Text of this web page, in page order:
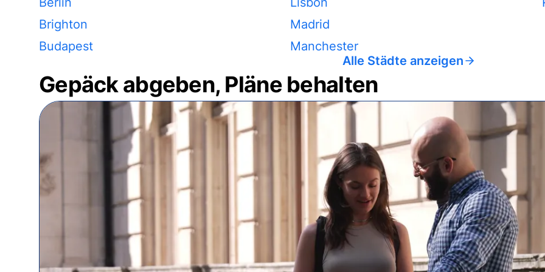
Brighton
Budapest
Madrid
Manchester
Alle Städte anzeigen
Gepäck abgeben, Pläne behalten